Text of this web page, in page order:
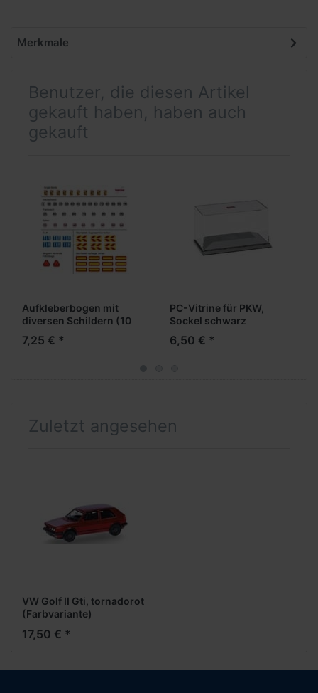
Merkmale
Benutzer, die diesen Artikel
gekauft haben, haben auch
gekauft
Aufkleberbogen mit
diversen Schildern (10
Bögen)
7,25 € *
PC-Vitrine für PKW,
Sockel schwarz
6,50 € *
Zuletzt angesehen
VW Golf II Gti, tornadorot
(Farbvariante)
17,50 € *